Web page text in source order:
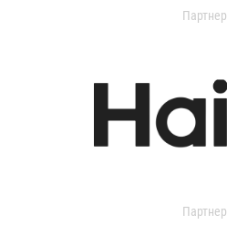
Партнер
Партнер